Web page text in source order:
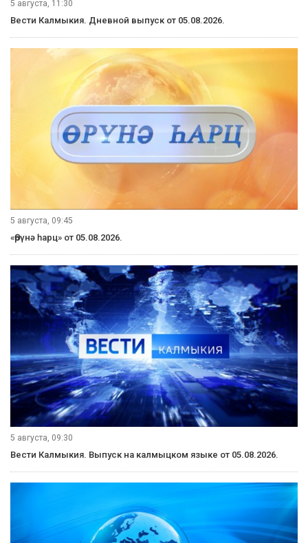
6 августа, 07:36
Вести Калмыкия. Утренний выпуск от 06.08.2026.
5 августа, 21:10
Вести Калмыкия. Вечерний выпуск от 05.08.2026.
5 августа, 21:00